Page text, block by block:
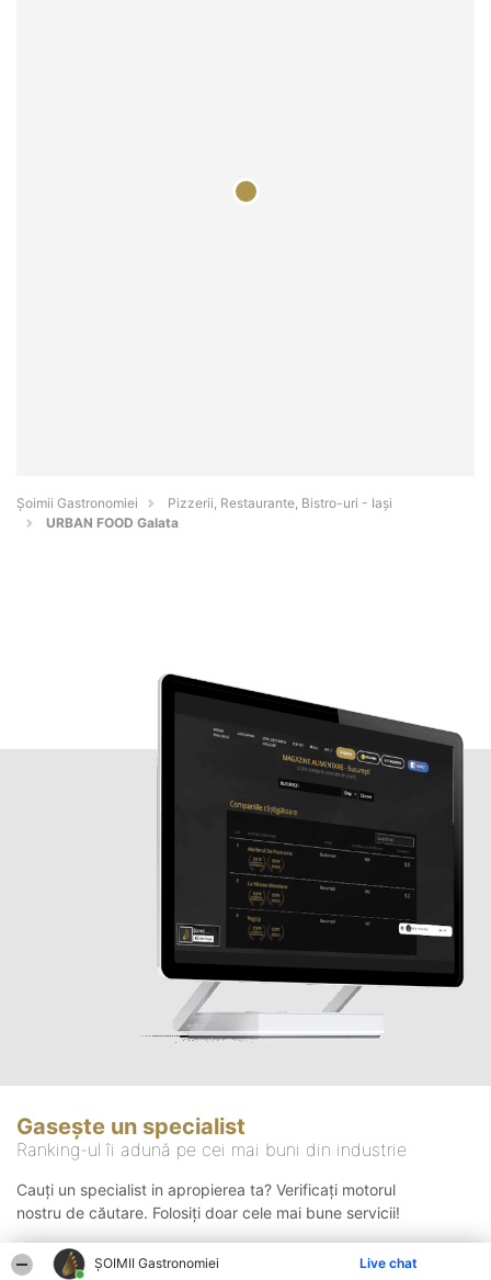
ȘOIMII Gastronomiei Live chat
Șoimii Gastronomiei
Pizzerii, Restaurante, Bistro-uri - Iaşi
URBAN FOOD Galata
Gasește un specialist
Ranking-ul îi adună pe cei mai buni din industrie
Cauți un specialist in apropierea ta? Verificați motorul
nostru de căutare. Folosiți doar cele mai bune servicii!